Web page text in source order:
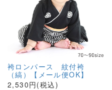
袴ロンパース 紋付袴
（縞）【メール便OK】
2,530円(税込)